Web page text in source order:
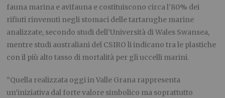
fauna marina e avifauna e costituiscono circa l’80% dei
rifiuti rinvenuti negli stomaci delle tartarughe marine
analizzate, secondo studi dell’Università di Wales Swansea,
mentre studi australiani del CSIRO li indicano tra le plastiche
con il più alto tasso di mortalità per gli uccelli marini.
“Quella realizzata oggi in Valle Grana rappresenta
un’iniziativa dal forte valore simbolico ma soprattutto